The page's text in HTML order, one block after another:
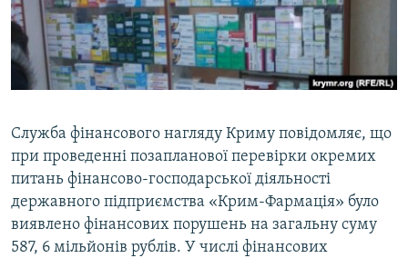
ВІДЕОУРОКИ «ELIFBE»
СВІДЧЕННЯ ОКУПАЦІЇ
УКРАЇНСЬКА ПРОБЛЕМА КРИМУ
Русский
Qırımtatar
Усі сайти RFE/RL
Служба фінансового нагляду Криму повідомляє, що
при проведенні позапланової перевірки окремих
питань фінансово-господарської діяльності
державного підприємства «Крим-Фармація» було
виявлено фінансових порушень на загальну суму
587, 6 мільйонів рублів. У числі фінансових